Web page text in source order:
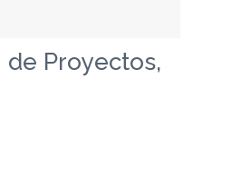
de Proyectos,